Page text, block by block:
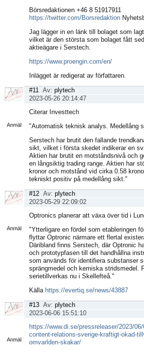
Börsredaktionen +46 8 51917911
https://twitter.com/Borsredaktion
Jag lägger in en länk till bolaget som
vilket är den största som bolaget fått
aktieägare i Serstech.
https://www.proengin.com/en/
Inlägget är redigerat av författaren.
Anmäl
#11 Av: plytech
2023-05-26 20:14:47
Citerar Investtech
"Automatisk teknisk analys. Medellång
Serstech har brutit den fallande
sikt, vilket i första skedet indikerar en
Aktien har brutit en motståndsnivå och
en långsiktig trading range. Aktien har
kronor och motstånd vid cirka 0.58
tekniskt positiv på medellång sikt."
Anmäl
#12 Av: plytech
2023-05-29 22:09:02
Optronics planerar att växa över tid i
"Ytterligare en fördel som etableringen
flyttar Optronic närmare ett flertal
Däribland finns Serstech, där Optronic
och prototypfasen till det handhållna
som används för identifiera substanser
sprängmedel och kemiska stridsmedel.
serietillverkas nu i Skellefteå."
Källa https://evertiq.se/news/43887
Anmäl
#13 Av: plytech
2023-06-06 15:51:10
https://www.di.se/pressreleaser/2023/
content-relations-sverige-kraftigt-okad-
omvarlden-skakar/